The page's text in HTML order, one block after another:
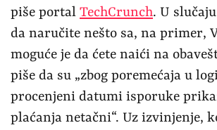
piše portal TechCrunch. U
da naručite nešto sa, na primer,
moguće je da ćete naići na
piše da su „zbog poremećaja u
procenjeni datumi isporuke
plaćanja netačni“. Uz izvinjenje,